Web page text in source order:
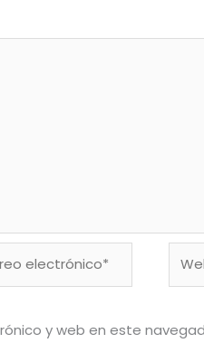
y web en este